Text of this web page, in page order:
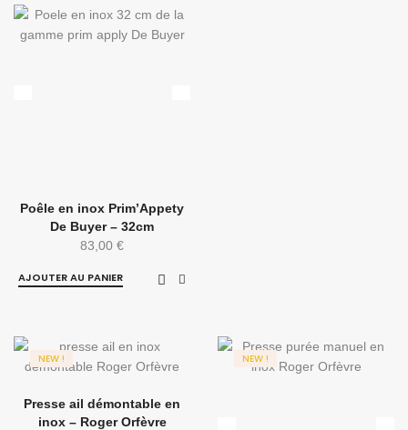
Poêle en inox Prim’Appety
De Buyer – 32cm
83,00 €
AJOUTER AU PANIER
NEW !
Presse ail démontable en
inox – Roger Orfèvre
NEW !